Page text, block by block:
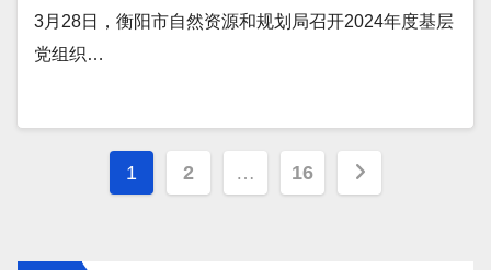
3月28日，衡阳市自然资源和规划局召开2024年度基层
党组织…
文
1 2 … 16